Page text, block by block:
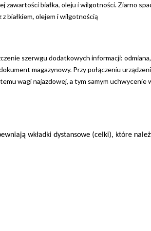
zawartości białka, oleju i wilgotności. Ziarno
białkiem, olejem i wilgotnością
szerwgu dodatkowych informacji:
magazynowy. Przy połączeniu
wagi najazdowej, a tym samym uchwycenie
wkładki dystansowe (celki), które